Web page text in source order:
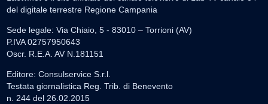
del digitale terrestre Regione Campania
Sede legale: Via Chiaio, 5 - 83010 – Torrioni (AV)
P.IVA 02757950643
Oscr. R.E.A. AV N.181151
Editore: Consulservice S.r.l.
Testata giornalistica Reg. Trib. di Benevento
n. 244 del 26.02.2015